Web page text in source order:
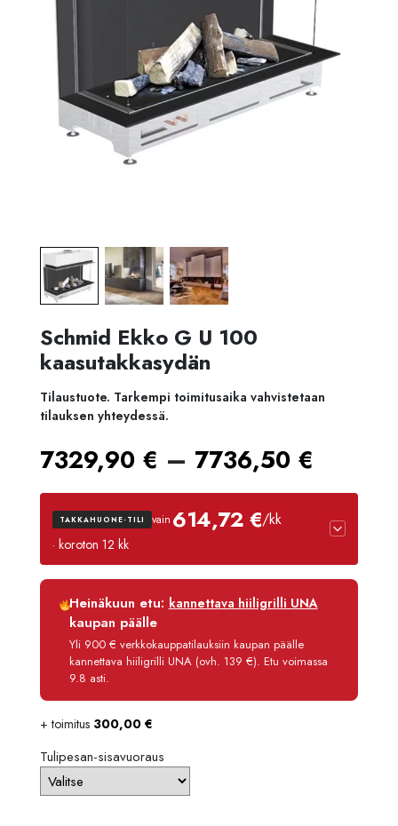
Schmid Ekko G U 100
kaasutakkasydän
Tilaustuote. Tarkempi toimitusaika vahvistetaan
tilauksen yhteydessä.
7329,90 € – 7736,50 €
TAKKAHUONE-TILI vain 614,72 €/kk
· koroton 12 kk
Luottoaika
12 kk
Korko
Käsittelymaksu
3,90 €/kk
Maksettava yhteensä
7 376,70 €
Heinäkuun etu: kannettava hiiligrilli UNA
kaupan päälle
Yli 900 € verkkokauppatilauksiin kaupan päälle
kannettava hiiligrilli UNA (ovh. 139 €). Etu voimassa
9.8 asti.
+ toimitus 300,00 €
Tulipesan-sisavuoraus